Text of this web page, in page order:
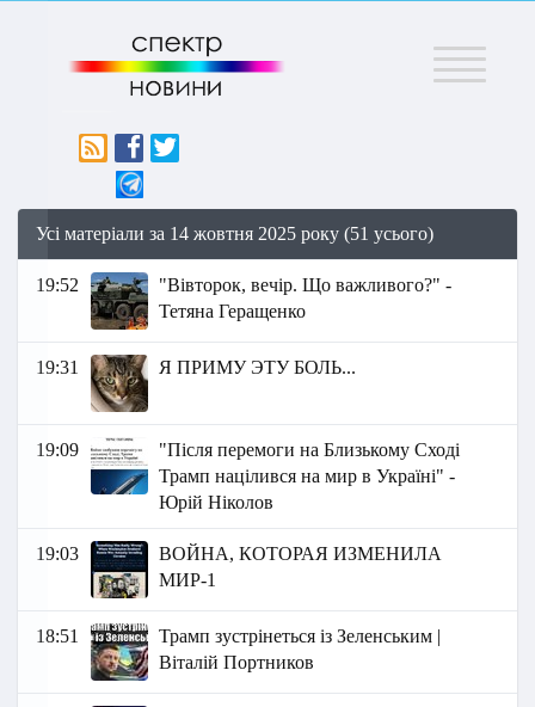
Меню
Усі матеріали за 14 жовтня 2025 року (51 усього)
19:52
"Вівторок, вечір. Що важливого?" -
Тетяна Геращенко
19:31 Я ПРИМУ ЭТУ БОЛЬ...
19:09
"Після перемоги на Близькому Сході
Трамп націлився на мир в Україні" -
Юрій Ніколов
19:03
ВОЙНА, КОТОРАЯ ИЗМЕНИЛА
МИР-1
18:51
Трамп зустрінеться із Зеленським |
Віталій Портников